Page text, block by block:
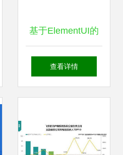
基于ElementUI的
Upload组件实现前
查看详情